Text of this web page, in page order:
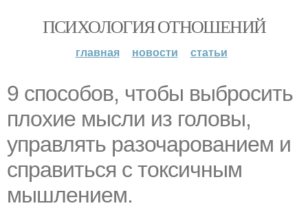
ПСИХОЛОГИЯ ОТНОШЕНИЙ
главная новости статьи
9 способов, чтобы выбросить
плохие мысли из головы,
управлять разочарованием и
справиться с токсичным
мышлением.